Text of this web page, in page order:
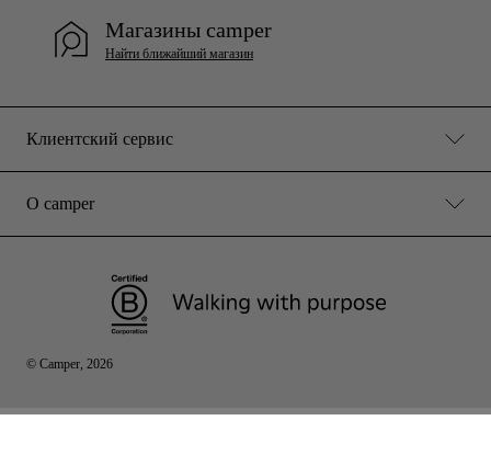
Клиентский сервис
О camper
Магазины camper
Найти ближайший магазин
© Camper, 2026